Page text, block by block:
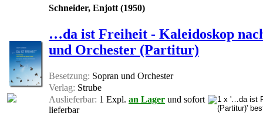
Schneider, Enjott (1950)
…da ist Freiheit - Kaleidoskop
und Orchester (Partitur)
Besetzung: Sopran und Orchester
Verlag: Strube
Auslieferbar: 1 Expl. an Lager und sofort
lieferbar